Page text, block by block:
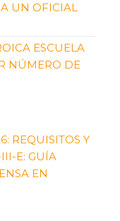
UN OFICIAL
ESCUELA
NÚMERO DE
REQUISITOS Y
E: GUÍA
EN